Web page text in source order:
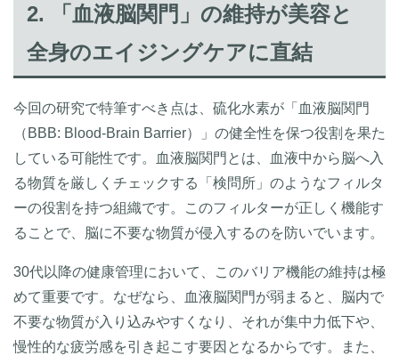
2. 「血液脳関門」の維持が美容と
全身のエイジングケアに直結
今回の研究で特筆すべき点は、硫化水素が「血液脳関門
（BBB: Blood-Brain Barrier）」の健全性を保つ役割を果た
している可能性です。血液脳関門とは、血液中から脳へ入
る物質を厳しくチェックする「検問所」のようなフィルタ
ーの役割を持つ組織です。このフィルターが正しく機能す
ることで、脳に不要な物質が侵入するのを防いでいます。
30代以降の健康管理において、このバリア機能の維持は極
めて重要です。なぜなら、血液脳関門が弱まると、脳内で
不要な物質が入り込みやすくなり、それが集中力低下や、
慢性的な疲労感を引き起こす要因となるからです。また、